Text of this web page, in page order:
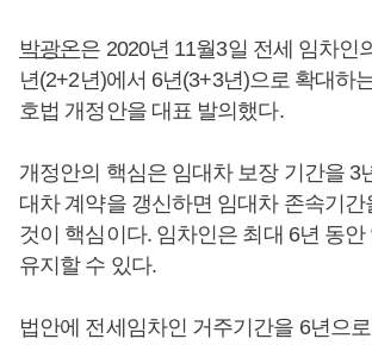
박광온은 2020년 11월3일 전세 임차인
년(2+2년)에서 6년(3+3년)으로 확대하
호법 개정안을 대표 발의했다.
개정안의 핵심은 임대차 보장 기간을 3
대차 계약을 갱신하면 임대차 존속기간
것이 핵심이다. 임차인은 최대 6년 동
유지할 수 있다.
법안에 전세임차인 거주기간을 6년으